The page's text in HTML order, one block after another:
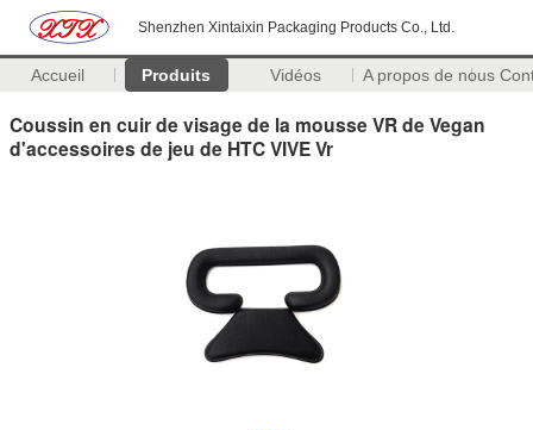
Shenzhen Xintaixin Packaging Products Co., Ltd.
Accueil Produits Vidéos A propos de nous
Coussin en cuir de visage de la mousse VR de Vegan
d'accessoires de jeu de HTC VIVE Vr